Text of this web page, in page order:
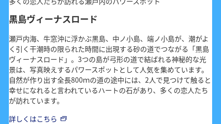
黒島ヴィーナスロード
瀬戸内海、牛窓沖に浮かぶ黒島、中ノ小島、端ノ小島が、潮がよ
く引く干潮時の限られた時間に出現する砂の道でつながる「黒島
ヴィーナスロード」。3つの島が弓形の道で結ばれる神秘的な光
景は、写真映えするパワースポットとして人気を集めています。
自然が作り出す全長800ｍの道の途中には、2人で見つけて触ると
幸せになれると言われているハートの石があり、多くの恋人たち
が訪れています。
詳しくはこちら